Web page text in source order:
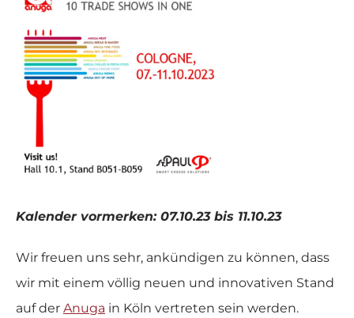
Kalender vormerken: 07.10.23 bis 11.10.23
Wir freuen uns sehr, ankündigen zu können, dass
wir mit einem völlig neuen und innovativen Stand
auf der Anuga in Köln vertreten sein werden.